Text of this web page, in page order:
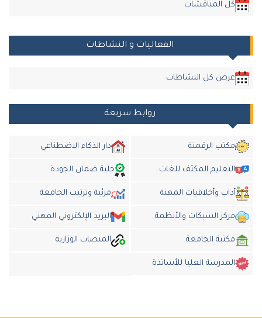
كل المناقشات
الفعاليات و النشاطات
عرض كل النشاطات
روابط سريعة
مكتب الرقمنة دار الذكاء الاضطناعي
التعليم المكثف للغات خلية ضمان الجودة
أداب وأخلاقيات المهنة مرئية وترتيب الجامعة
مركز الشبكات والأنظمة البريد الإلكتروني المهني
مكتبة الجامعة المنصات الوزارية
المدرسة العليا للأساتذة